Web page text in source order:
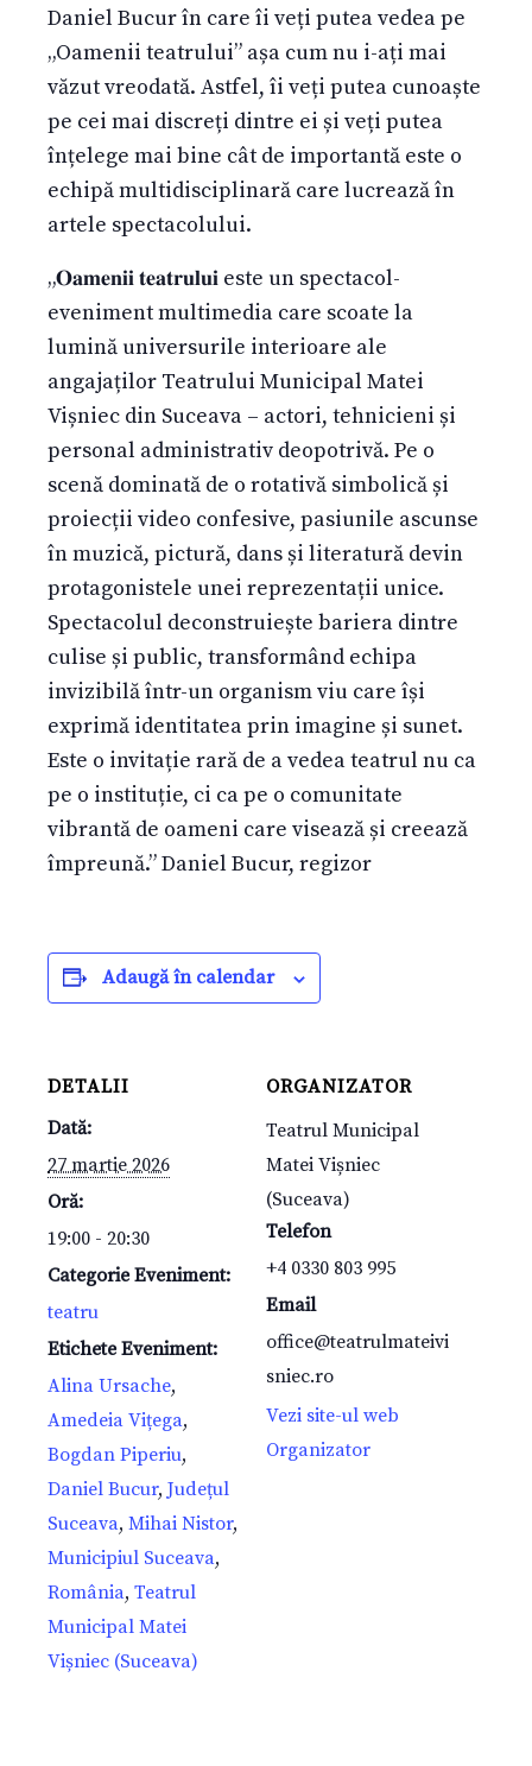
Daniel Bucur în care îi veți putea vedea pe
„Oamenii teatrului” așa cum nu i-ați mai
văzut vreodată. Astfel, îi veți putea cunoaște
pe cei mai discreți dintre ei și veți putea
înțelege mai bine cât de importantă este o
echipă multidisciplinară care lucrează în
artele spectacolului.
„𝐎𝐚𝐦𝐞𝐧𝐢𝐢 𝐭𝐞𝐚𝐭𝐫𝐮𝐥𝐮𝐢 este un spectacol-
eveniment multimedia care scoate la
lumină universurile interioare ale
angajaților Teatrului Municipal Matei
Vișniec din Suceava – actori, tehnicieni și
personal administrativ deopotrivă. Pe o
scenă dominată de o rotativă simbolică și
proiecții video confesive, pasiunile ascunse
în muzică, pictură, dans și literatură devin
protagonistele unei reprezentații unice.
Spectacolul deconstruiește bariera dintre
culise și public, transformând echipa
invizibilă într-un organism viu care își
exprimă identitatea prin imagine și sunet.
Este o invitație rară de a vedea teatrul nu ca
pe o instituție, ci ca pe o comunitate
vibrantă de oameni care visează și creează
împreună.” Daniel Bucur, regizor
Adaugă în calendar
DETALII
Dată:
27 martie 2026
Oră:
19:00 - 20:30
Categorie Eveniment:
teatru
Etichete Eveniment:
Alina Ursache,
Amedeia Vițega,
Bogdan Piperiu,
Daniel Bucur, Județul
Suceava, Mihai Nistor,
Municipiul Suceava,
România, Teatrul
Municipal Matei
Vișniec (Suceava)
ORGANIZATOR
Teatrul Municipal
Matei Vișniec
(Suceava)
Telefon
+4 0330 803 995
Email
office@teatrulmateivi
sniec.ro
Vezi site-ul web
Organizator